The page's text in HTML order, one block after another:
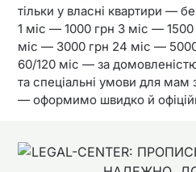
тільки у власні квартири —
1 міс — 1000 грн 3 міс —
міс — 3000 грн 24 міс —
60/120 міс — за
та спеціальні умови для мам
— оформимо швидко й